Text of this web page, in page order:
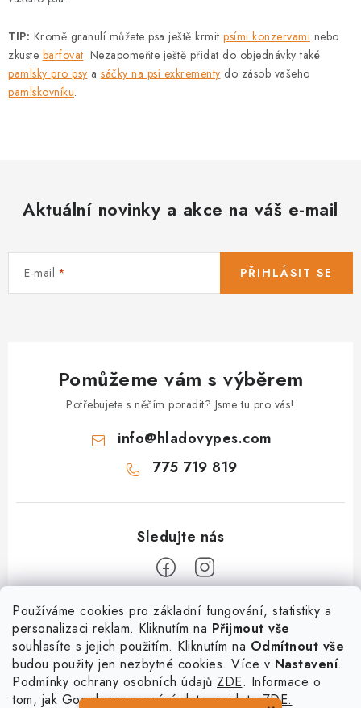
Používáme cookies pro základní fungování, statistiky a
personalizaci reklam. Kliknutím na Přijmout vše
souhlasíte s jejich použitím. Kliknutím na Odmítnout vše
budou použity jen nezbytné cookies. Více v Nastavení.
Podmínky ochrany osobních údajů ZDE. Informace o
tom, jak Google zpracovává data, najdeteZDE.
TIP: Kromě granulí můžete psa ještě krmit psími konzervami nebo
zkuste barfovat. Nezapomeňte ještě přidat do objednávky také
pamlsky pro psy a sáčky na psí exkrementy do zásob vašeho
pamlskovníku.
Aktuální novinky a akce na váš e-mail
E-mail PŘIHLÁSIT SE
Pomůžeme vám s výběrem
Potřebujete s něčím poradit? Jsme tu pro vás!
info@hladovypes.com
775 719 819
Informace
O nás
Služby